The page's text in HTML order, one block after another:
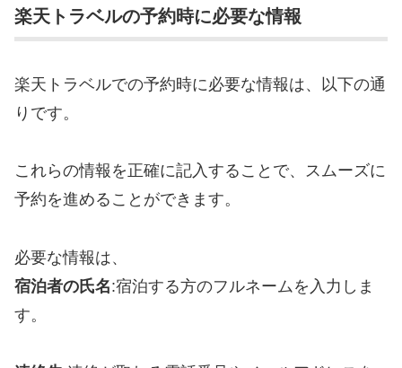
楽天トラベルの予約時に必要な情報
楽天トラベルでの予約時に必要な情報は、以下の通
りです。
これらの情報を正確に記入することで、スムーズに
予約を進めることができます。
必要な情報は、
宿泊者の氏名:宿泊する方のフルネームを入力しま
す。